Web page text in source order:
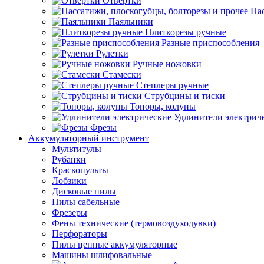
Паяльники
Плиткорезы ручные
Разные приспособления
Рулетки
Ручные ножовки
Стамески
Степлеры ручные
Струбцины и тиски
Топоры, колуны
Удлинители
Фрезы
Аккумуляторный инструмент
Мультитулы
Рубанки
Краскопульты
Лобзики
Дисковые пилы
Пилы сабельные
Фрезеры
Фены технические (термовоздуходувки)
Перфораторы
Пилы цепные аккумуляторные
Машины шлифовальные